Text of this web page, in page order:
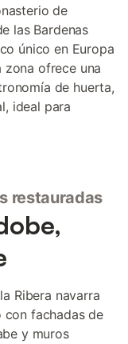
de
las Bardenas
único en Europa
zona ofrece una
de huerta,
ideal para
restauradas
Ribera navarra
con fachadas de
y muros